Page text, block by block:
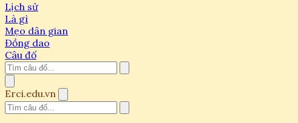
Lịch sử
Là gì
Mẹo dân gian
Đồng dao
Câu đố
Erci.edu.vn